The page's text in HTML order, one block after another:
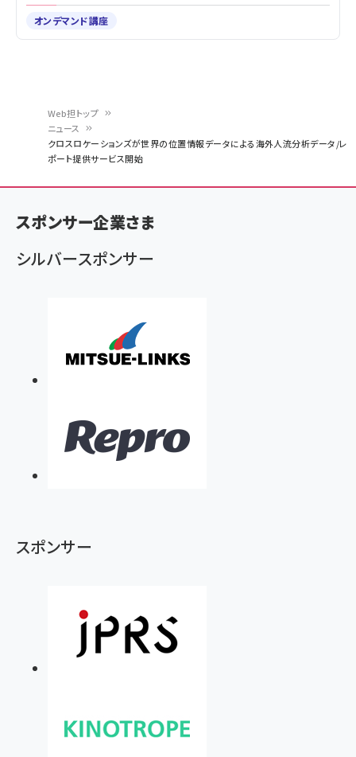
く
ず
Web担トップ
ニュース
クロスロケーションズが世界の位置情報データによる海外人流分析データ/レ
ポート提供サービス開始
オンデマンド講座
スポンサー企業さま
シルバースポンサー
スポンサー